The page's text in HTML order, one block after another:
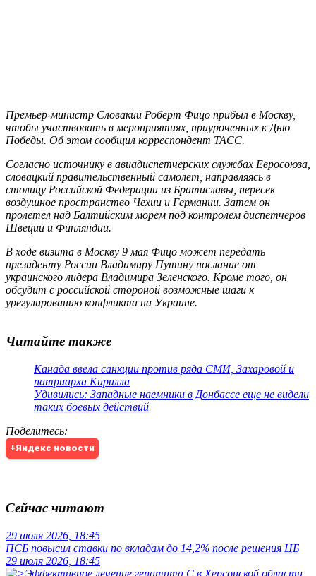
Премьер-министр Словакии Роберт Фицо прибыл в Москву,
чтобы участвовать в мероприятиях, приуроченных к Дню
Победы. Об этом сообщил корреспондент ТАСС.
Согласно источнику в авиадиспетчерских службах Евросоюза,
словацкий правительственный самолет, направляясь в
столицу Российской Федерации из Братиславы, пересек
воздушное пространство Чехии и Германии. Затем он
пролетел над Балтийским морем под контролем диспетчеров
Швеции и Финляндии.
В ходе визита в Москву 9 мая Фицо может передать
президенту России Владимиру Путину послание от
украинского лидера Владимира Зеленского. Кроме того, он
обсудит с российской стороной возможные шаги к
урегулированию конфликта на Украине.
Читайте также
Канада ввела санкции против ряда СМИ, Захаровой и
патриарха Кирилла
Удивились: Западные наемники в Донбассе еще не видели
таких боевых действий
Поделитесь:
+Яндекс новости
Сейчас читают
29 июля 2026, 18:45
ПСБ повысил ставки по вкладам до 14,2% после решения ЦБ
29 июля 2026, 18:45